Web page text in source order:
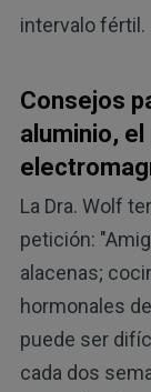
intervalo fértil.
Consejos
aluminio,
La Dra. Wolf
petición:
alacenas;
hormonales
puede ser
cada dos